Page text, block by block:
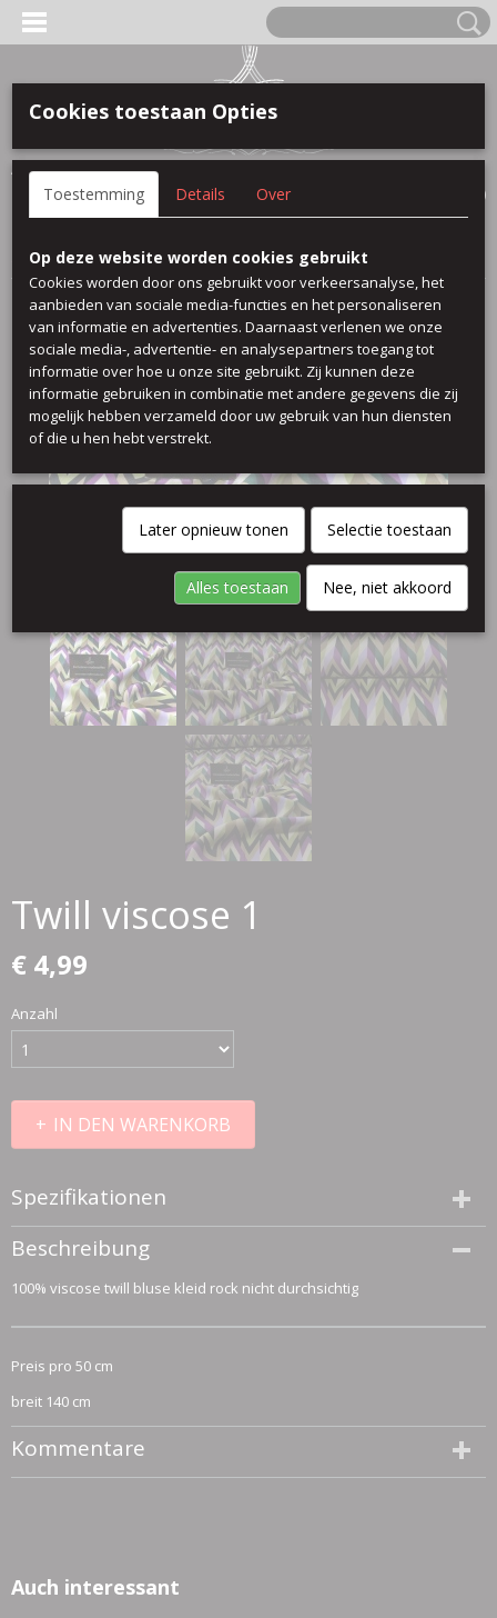
Anmelden Registrieren
(0)
Startseite>Viscose Printed> Twill viscose 1
Twill viscose 1
€ 4,99
Anzahl
IN DEN WARENKORB
Spezifikationen
Größe (l,b,h)
50 x 140 x 0 cm
Beschreibung
100% viscose twill bluse kleid rock nicht durchsichtig
Preis pro 50 cm
breit 140 cm
Kommentare
Auch interessant
Cookies toestaan Opties
Toestemming Details Over
Op deze website worden cookies gebruikt
Cookies worden door ons gebruikt voor verkeersanalyse, het
aanbieden van sociale media-functies en het personaliseren
van informatie en advertenties. Daarnaast verlenen we onze
sociale media-, advertentie- en analysepartners toegang tot
informatie over hoe u onze site gebruikt. Zij kunnen deze
informatie gebruiken in combinatie met andere gegevens die zij
mogelijk hebben verzameld door uw gebruik van hun diensten
of die u hen hebt verstrekt.
Later opnieuw tonen Selectie toestaan
Alles toestaan Nee, niet akkoord